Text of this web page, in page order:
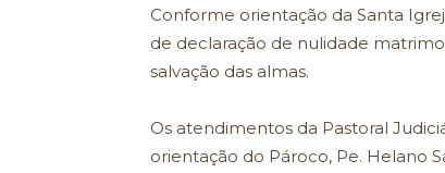
Conforme orientação da Santa
de declaração de nulidade
salvação das almas.
Os atendimentos da Pastoral
orientação do Pároco, Pe. Helano